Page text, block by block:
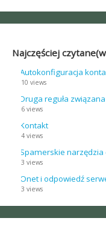
Najczęściej
Autokonfiguracja
10 views
Druga reguła
6 views
Kontakt
4 views
Spamerskie
3 views
Onet i odpowiedź
3 views